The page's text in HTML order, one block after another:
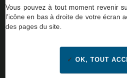
Vous pouvez à tout moment revenir
l’icône en bas à droite de votre écran
des pages du site.
OK, TOUT